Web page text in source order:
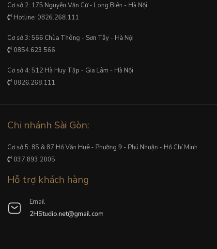
Cơ sở 2: 175 Nguyễn Văn Cừ - Long Biên - Hà Nội
Hotline: 0826.268.111
Cơ sở 3: 566 Chùa Thông - Sơn Tây - Hà Nội
0854.623.566
Cơ sở 4: 512 Hà Huy Tập - Gia Lâm - Hà Nội
0826.268.111
Chi nhánh Sài Gòn:
Cơ sở 5: 85 & 87 Hồ Văn Huê - Phường 9 - Phú Nhuận - Hồ Chí Minh
037.893.2005
Hỗ trợ khách hàng
Email
2HStudio.net@gmail.com